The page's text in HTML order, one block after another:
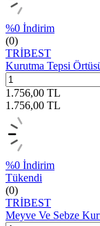
%0 İndirim
(0)
TRİBEST
Kurutma Tepsi
1.756,00 TL
1.756,00 TL
%0 İndirim
Tükendi
(0)
TRİBEST
Meyve Ve Sebze